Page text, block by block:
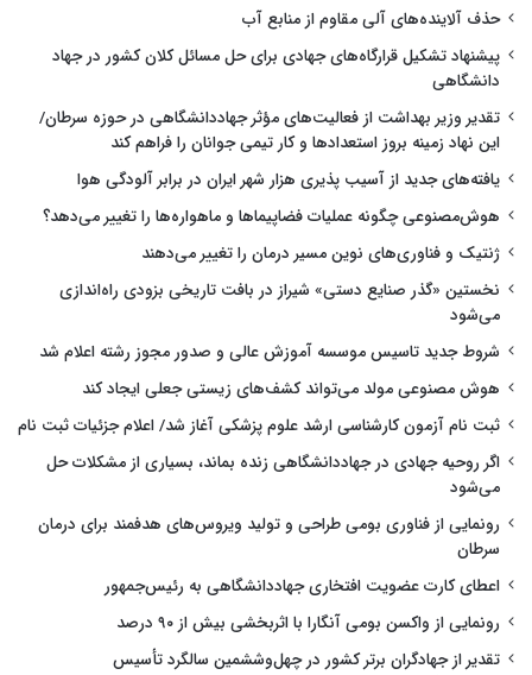
حذف آلاینده‌های آلی مقاوم از منابع آب
پیشنهاد تشکیل قرارگاه‌های جهادی برای حل مسائل کلان کشور در جهاد
دانشگاهی
تقدیر وزیر بهداشت از فعالیت‌های مؤثر جهاددانشگاهی در حوزه سرطان/
این نهاد زمینه بروز استعدادها و کار تیمی جوانان را فراهم کند
یافته‌های جدید از آسیب پذیری هزار شهر ایران در برابر آلودگی هوا
هوش‌مصنوعی چگونه عملیات فضاپیماها و ماهواره‌ها را تغییر می‌دهد؟
ژنتیک و فناوری‌های نوین مسیر درمان را تغییر می‌دهند
نخستین «گذر صنایع دستی» شیراز در بافت تاریخی بزودی راه‌اندازی
می‌شود
شروط جدید تاسیس موسسه آموزش عالی و صدور مجوز رشته اعلام شد
هوش مصنوعی مولد می‌تواند کشف‌های زیستی جعلی ایجاد کند
ثبت نام آزمون کارشناسی ارشد علوم پزشکی آغاز شد/ اعلام جزئیات ثبت نام
اگر روحیه جهادی در جهاددانشگاهی زنده بماند، بسیاری از مشکلات حل
می‌شود
رونمایی از فناوری بومی طراحی و تولید ویروس‌های هدفمند برای درمان
سرطان
اعطای کارت عضویت افتخاری جهاددانشگاهی به رئیس‌جمهور
رونمایی از واکسن بومی آنگارا با اثربخشی بیش از ۹۰ درصد
تقدیر از جهادگران برتر کشور در چهل‌وششمین سالگرد تأسیس